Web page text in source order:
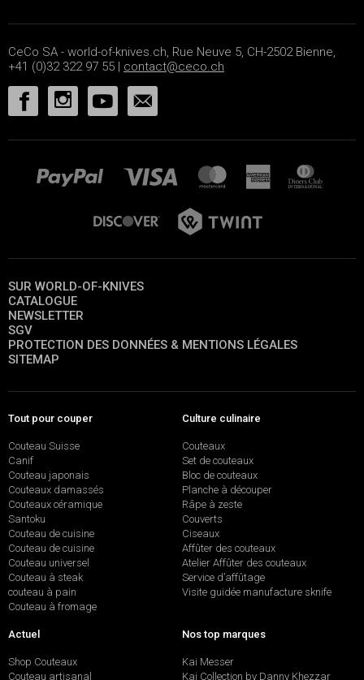
CeCo SA - world-of-knives.ch, Rue Neuve 5, CH-2502 Bienne,
+41 (0)32 322 97 55 | contact@ceco.ch
SUR WORLD-OF-KNIVES
CATALOGUE
NEWSLETTER
SGV
PROTECTION DES DONNÉES & MENTIONS LÉGALES
SITEMAP
Tout pour couper
Couteau Suisse
Canif
Couteau japonais
Couteaux damassés
Couteaux céramique
Santoku
Couteau de cuisine
Couteau de cuisine
Couteau universel
Couteau à steak
couteau à pain
Couteau à fromage
Culture culinaire
Couteaux
Set de couteaux
Bloc de couteaux
Planche à découper
Râpe à zeste
Couverts
Ciseaux
Affûter des couteaux
Atelier Affûter des couteaux
Service d’affûtage
Visite guidée manufacture sknife
Actuel
Shop Couteaux
Couteau artisanal
Nos top marques
Kai Messer
Kai Collection by Danny Khezzar